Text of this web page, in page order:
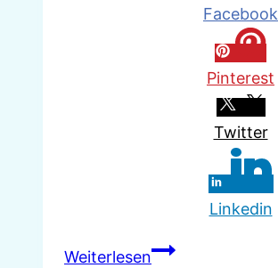
Facebook
Pinterest
Twitter
Linkedin
WeiterlesenPasst